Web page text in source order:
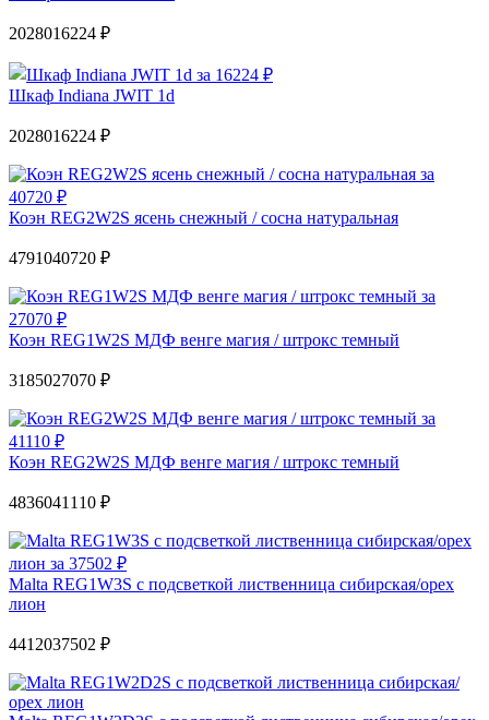
2028016224 ₽
Шкаф Indiana JWIT 1d
2028016224 ₽
Коэн REG2W2S ясень снежный / сосна натуральная
4791040720 ₽
Коэн REG1W2S МДФ венге магия / штрокс темный
3185027070 ₽
Коэн REG2W2S МДФ венге магия / штрокс темный
4836041110 ₽
Malta REG1W3S с подсветкой лиственница сибирская/орех
лион
4412037502 ₽